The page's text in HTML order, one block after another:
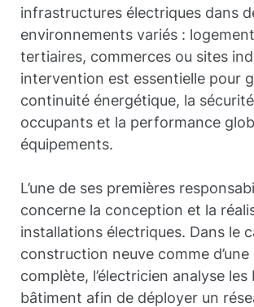
infrastructures électriques dans
environnements variés :
tertiaires, commerces ou sites
intervention est essentielle pour
continuité énergétique, la
occupants et la performance
équipements.
L’une de ses premières
concerne la conception et la
installations électriques. Dans le
construction neuve comme
complète, l’électricien analyse les
bâtiment afin de déployer un